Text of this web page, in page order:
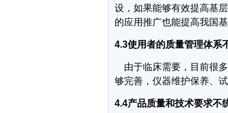
设，如果能够有效提高基
的应用推广也能提高我国
4.3使用者的质量管理体系
由于临床需要，目前很
够完善，仪器维护保养、
4.4产品质量和技术要求不